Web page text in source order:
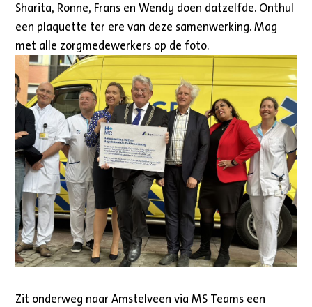
Sharita, Ronne, Frans en Wendy doen datzelfde. Onthul
een plaquette ter ere van deze samenwerking. Mag
met alle zorgmedewerkers op de foto.
Zit onderweg naar Amstelveen via MS Teams een